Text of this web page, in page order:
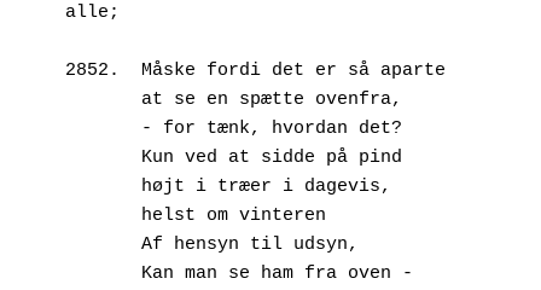
alle;
2852.  Måske fordi det er så aparte
       at se en spætte ovenfra,
       - for tænk, hvordan det?
       Kun ved at sidde på pind
       højt i træer i dagevis,
       helst om vinteren
       Af hensyn til udsyn,
       Kan man se ham fra oven -